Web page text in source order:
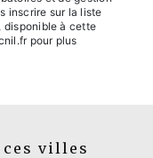
inscrire sur la liste
disponible à cette
pour plus
villes